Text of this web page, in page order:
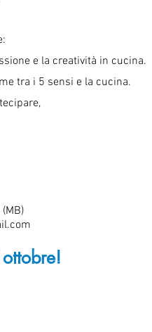
e la creatività in cucina.
tra i 5 sensi e la cucina.